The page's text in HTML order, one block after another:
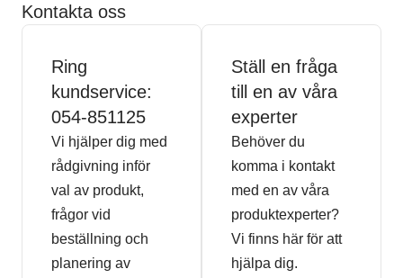
Kontakta oss
Ring
kundservice:
054-851125
Vi hjälper dig med
rådgivning inför
val av produkt,
frågor vid
beställning och
planering av
Ställ en fråga
till en av våra
experter
Behöver du
komma i kontakt
med en av våra
produktexperter?
Vi finns här för att
hjälpa dig.